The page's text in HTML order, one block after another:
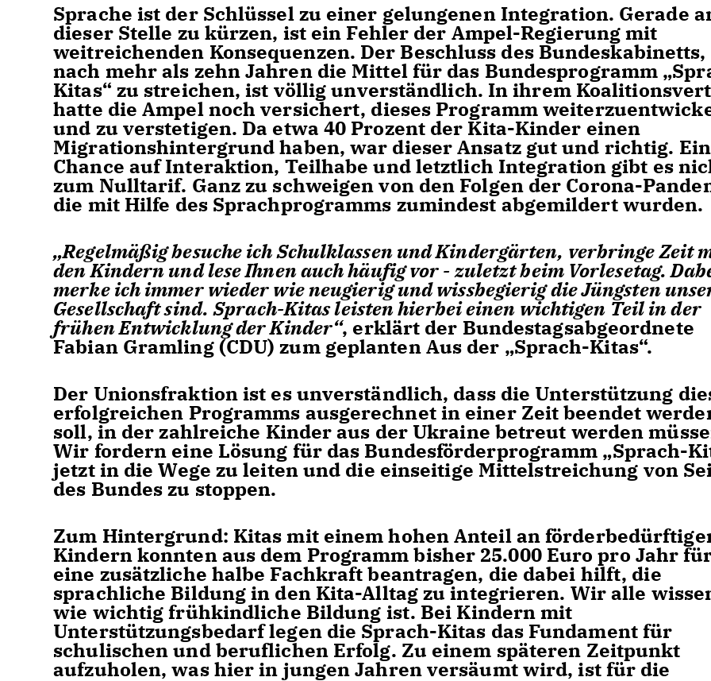
Sprache ist der Schlüssel zu einer gelungenen Integration. Gerade
dieser Stelle zu kürzen, ist ein Fehler der Ampel-Regierung mit
weitreichenden Konsequenzen. Der Beschluss des Bundeskabinetts,
nach mehr als zehn Jahren die Mittel für das Bundesprogramm
Kitas“ zu streichen, ist völlig unverständlich. In ihrem
hatte die Ampel noch versichert, dieses Programm
und zu verstetigen. Da etwa 40 Prozent der Kita-Kinder einen
Migrationshintergrund haben, war dieser Ansatz gut und richtig.
Chance auf Interaktion, Teilhabe und letztlich Integration gibt es
zum Nulltarif. Ganz zu schweigen von den Folgen der Corona-
die mit Hilfe des Sprachprogramms zumindest abgemildert wurden.
Regelmäßig besuche ich Schulklassen und Kindergärten, verbringe Zeit
den Kindern und lese Ihnen auch häufig vor - zuletzt beim Vorlesetag.
merke ich immer wieder wie neugierig und wissbegierig die Jüngsten
Gesellschaft sind. Sprach-Kitas leisten hierbei einen wichtigen Teil in der
frühen Entwicklung der Kinder“, erklärt der Bundestagsabgeordnete
Fabian Gramling (CDU) zum geplanten Aus der „Sprach-Kitas“.
Der Unionsfraktion ist es unverständlich, dass die Unterstützung
erfolgreichen Programms ausgerechnet in einer Zeit beendet
soll, in der zahlreiche Kinder aus der Ukraine betreut werden
Wir fordern eine Lösung für das Bundesförderprogramm „Sprach-
jetzt in die Wege zu leiten und die einseitige Mittelstreichung von
des Bundes zu stoppen.
Zum Hintergrund: Kitas mit einem hohen Anteil an
Kindern konnten aus dem Programm bisher 25.000 Euro pro Jahr
eine zusätzliche halbe Fachkraft beantragen, die dabei hilft, die
sprachliche Bildung in den Kita-Alltag zu integrieren. Wir alle
wie wichtig frühkindliche Bildung ist. Bei Kindern mit
Unterstützungsbedarf legen die Sprach-Kitas das Fundament für
schulischen und beruflichen Erfolg. Zu einem späteren Zeitpunkt
aufzuholen, was hier in jungen Jahren versäumt wird, ist für die